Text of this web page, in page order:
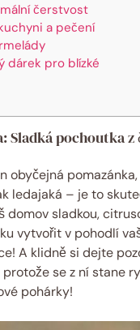
čerstvost
a pečení
dárek pro blízké
Sladká pochoutka
obyčejná
ledajaká – je to
domov sladkou,
vytvořit v pohodlí
A klidně si dejte
se z ní stane
pohárky!